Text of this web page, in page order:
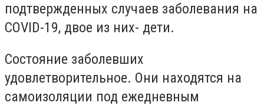
подтвержденных случаев заболевания на
COVID-19, двое из них- дети.
Состояние заболевших
удовлетворительное. Они находятся на
самоизоляции под ежедневным